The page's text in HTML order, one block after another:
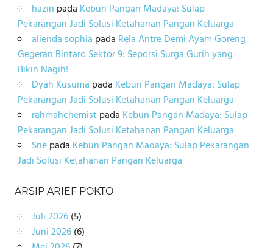
hazin pada Kebun Pangan Madaya: Sulap
Pekarangan Jadi Solusi Ketahanan Pangan Keluarga
alienda sophia pada Rela Antre Demi Ayam Goreng
Gegeran Bintaro Sektor 9: Seporsi Surga Gurih yang
Bikin Nagih!
Dyah Kusuma pada Kebun Pangan Madaya: Sulap
Pekarangan Jadi Solusi Ketahanan Pangan Keluarga
rahmahchemistpada Kebun Pangan Madaya: Sulap
Pekarangan Jadi Solusi Ketahanan Pangan Keluarga
Sriepada Kebun Pangan Madaya: Sulap Pekarangan
Jadi Solusi Ketahanan Pangan Keluarga
ARSIP ARIEF POKTO
Juli 2026(5)
Juni 2026(6)